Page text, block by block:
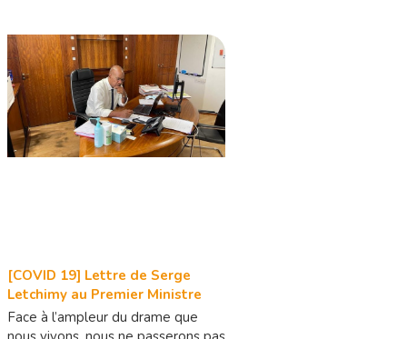
[COVID 19] Lettre de Serge
Letchimy au Premier Ministre
Face à l’ampleur du drame que